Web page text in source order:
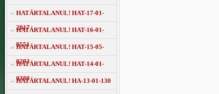
HATÁRTALANUL! HAT-17-01-
2017
HATÁRTALANUL! HAT-16-01-
0551
HATÁRTALANUL! HAT-15-05-
0293
HATÁRTALANUL! HAT-14-01-
0380
HATÁRTALANUL! HA-13-01-130